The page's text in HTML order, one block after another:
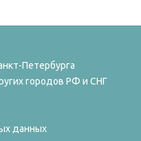
Петербурга
городов РФ и СНГ
данных